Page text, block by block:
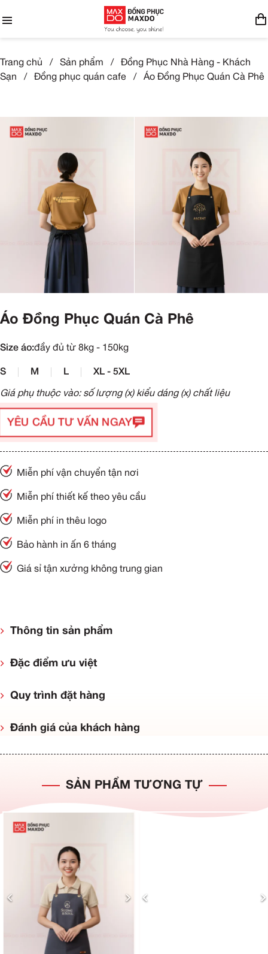
Trang chủ / Sản phẩm /
Đồng Phục Nhà Hàng - Khách
Sạn
/ Đồng phục quán cafe / Áo Đồng Phục Quán Cà Phê
Áo Đồng Phục Quán Cà Phê
Size áo:đầy đủ từ 8kg - 150kg
S M L XL - 5XL
Giá phụ thuộc vào: số lượng (x) kiểu dáng (x) chất liệu
YÊU CẦU TƯ VẤN NGAY
Miễn phí vận chuyển tận nơi
Miễn phí thiết kế theo yêu cầu
Miễn phí in thêu logo
Bảo hành in ấn 6 tháng
Giá sỉ tận xưởng không trung gian
Thông tin sản phẩm
Đặc điểm ưu việt
Quy trình đặt hàng
Đánh giá của khách hàng
SẢN PHẨM TƯƠNG TỰ